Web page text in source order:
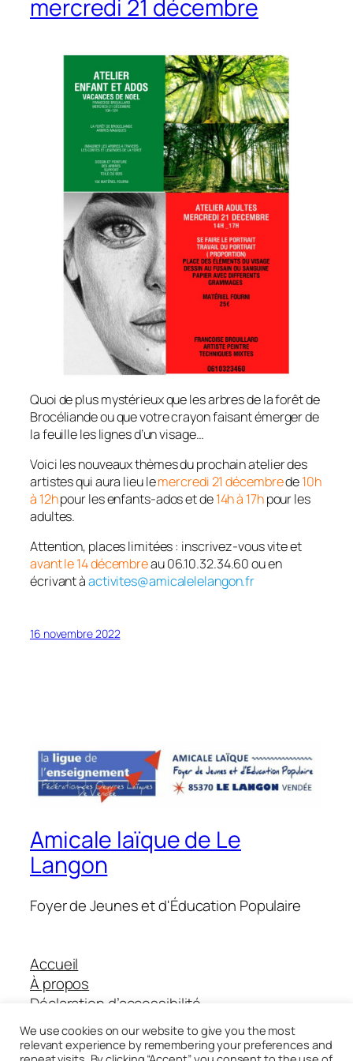
mercredi 21 décembre
Quoi de plus mystérieux que les arbres de la forêt de
Brocéliande ou que votre crayon faisant émerger de
la feuille les lignes d’un visage…
Voici les nouveaux thèmes du prochain atelier des
artistes qui aura lieu lemercredi 21 décembrede10h
à 12hpour les enfants-ados et de14h à 17hpour les
adultes.
Attention, places limitées : inscrivez-vous vite et
avant le 14 décembreau 06.10.32.34.60 ou en
écrivant àactivites@amicalelelangon.fr
16 novembre 2022
Amicale laïque de Le
Langon
Foyer de Jeunes et d'Éducation Populaire
Accueil
À propos
Déclaration d’accessibilité
Boutique Helloasso
We use cookies on our website to give you the most
relevant experience by remembering your preferences and